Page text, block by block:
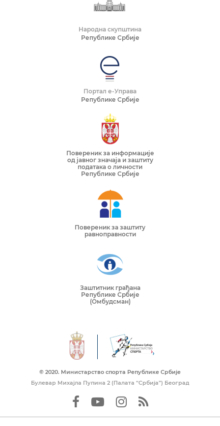
Народна скупштина
Републике Србије
Портал е-Управа
Републике Србије
Повереник за информације
од јавног значаја и заштиту
података о личности
Републике Србије
Повереник за заштиту
равноправности
Заштитник грађана
Републике Србије
(Омбудсман)
© 2020. Mинистарство спорта Републике Србије
Булевар Михајла Пупина 2 (Палата “Србија”) Београд